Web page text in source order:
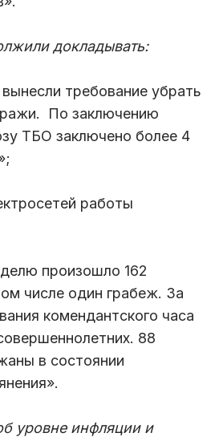
докладывать:
требование убрать
По заключению
ТБО заключено более 4
работы
произошло 162
числе один грабеж. За
комендантского часа
88
в состоянии
уровне инфляции и